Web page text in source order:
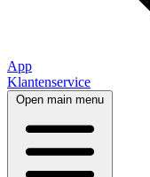
App
Klantenservice
Open main menu